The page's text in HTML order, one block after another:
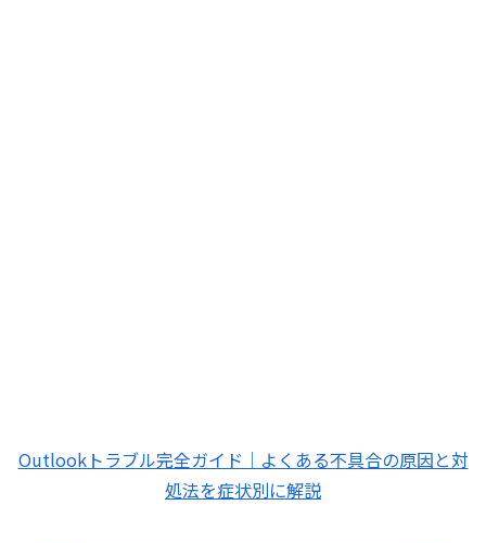
Outlookトラブル完全ガイド｜よくある不具合の原因と対
処法を症状別に解説